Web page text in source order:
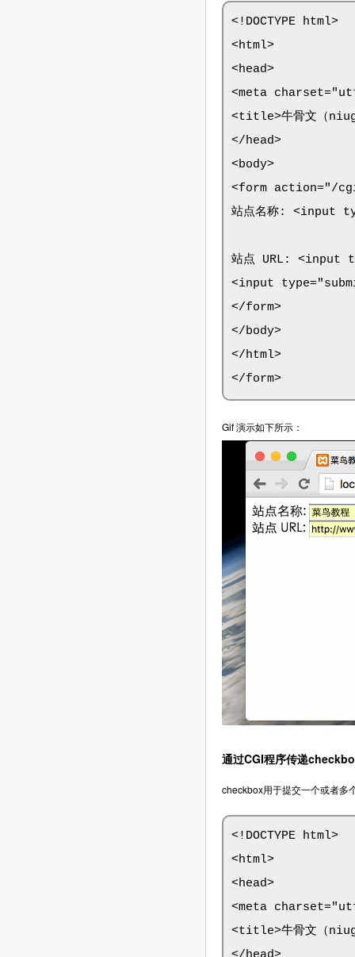
<!DOCTYPE html>
<html>
<head>
<meta
<title>牛骨文（
</head>
<body>
<form action="/
站点名称: <input
站点 URL: <input
<input
</form>
</body>
</html>
</form>
Gif 演示如下所示：
通过CGI程序传递
checkbox用于提交一个或者多
<!DOCTYPE html>
<html>
<head>
<meta
<title>牛骨文（